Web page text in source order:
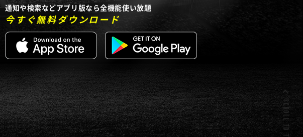
通知や検索などアプリ版なら全機能使い放題
今すぐ無料ダウンロード
SCROLL TO TOP